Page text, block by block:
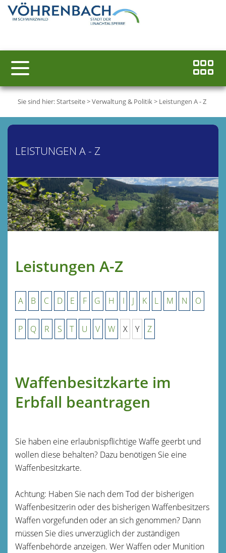
Sie sind hier:Startseite>Verwaltung & Politik> Leistungen A - Z
LEISTUNGEN A - Z
Leistungen A-Z
A B C D E F G H I J K L M N O
P Q R S T U V W X Y Z
Waffenbesitzkarte im
Erbfall beantragen
Sie haben eine erlaubnispflichtige Waffe geerbt und
wollen diese behalten? Dazu benötigen Sie eine
Waffenbesitzkarte.
Achtung: Haben Sie nach dem Tod der bisherigen
Waffenbesitzerin oder des bisherigen Waffenbesitzers
Waffen vorgefunden oder an sich genommen? Dann
müssen Sie dies unverzüglich der zuständigen
Waffenbehörde anzeigen. Wer Waffen oder Munition